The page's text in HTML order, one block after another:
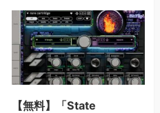
【無料】「State